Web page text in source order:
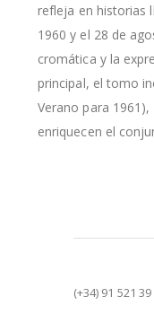
refleja en historias
1960 y el 28 de
cromática y la
principal, el tomo
Verano para
enriquecen el
(+34) 91 521